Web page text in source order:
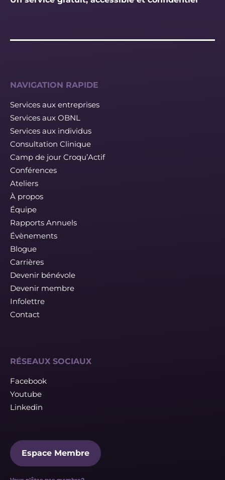
NAVIGATION RAPIDE
Services aux entreprises
Services aux OBNL
Services aux individus
Consultation Clinique
Camp de jour Croqu’Actif
Conférences
Ateliers
À propos
Équipe
Rapports Annuels
Évènements
Blogue
Carrières
Devenir bénévole
Devenir membre
Infolettre
Contact
RÉSEAUX SOCIAUX
Facebook
Youtube
Linkedin
Espace Membre